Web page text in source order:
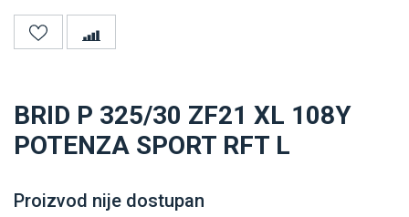
BRID P 325/30 ZF21 XL 108Y
POTENZA SPORT RFT L
Proizvod nije dostupan